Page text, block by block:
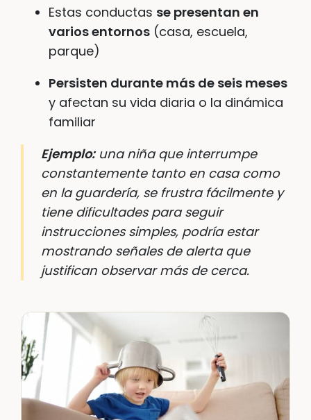
Estas conductas se presentan en
varios entornos (casa, escuela,
parque)
Persisten durante más de seis meses
y afectan su vida diaria o la dinámica
familiar
Ejemplo:una niña que interrumpe
constantemente tanto en casa como
en la guardería, se frustra fácilmente y
tiene dificultades para seguir
instrucciones simples, podría estar
mostrando señales de alerta que
justifican observar más de cerca.